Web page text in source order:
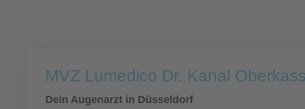
MVZ Lumedico Dr. Kanal
Dein Augenarzt in Düsseldorf